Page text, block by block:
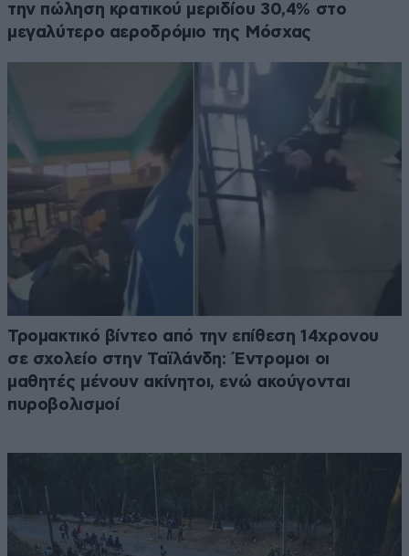
την πώληση κρατικού μεριδίου 30,4% στο
μεγαλύτερο αεροδρόμιο της Μόσχας
Τρομακτικό βίντεο από την επίθεση 14χρονου
σε σχολείο στην Ταϊλάνδη: Έντρομοι οι
μαθητές μένουν ακίνητοι, ενώ ακούγονται
πυροβολισμοί